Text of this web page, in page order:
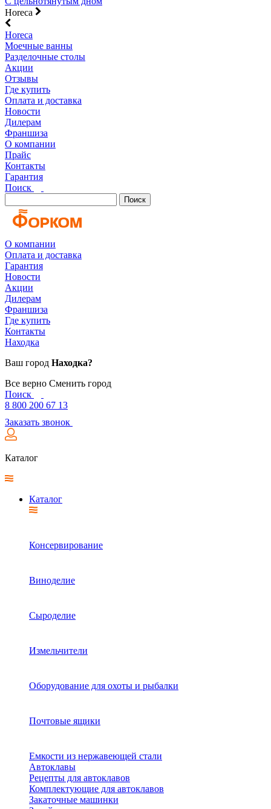
Horeca
Horeca
Моечные ванны
Разделочные столы
Акции
Отзывы
Где купить
Оплата и доставка
Новости
Дилерам
Франшиза
О компании
Прайс
Контакты
Гарантия
Поиск
Поиск
О компании
Оплата и доставка
Гарантия
Новости
Акции
Дилерам
Франшиза
Где купить
Контакты
Находка
Ваш город Находка?
Все верно Сменить город
Поиск
8 800 200 67 13
Заказать звонок
Каталог
Каталог
Консервирование
Виноделие
Сыроделие
Измельчители
Оборудование для охоты и рыбалки
Почтовые ящики
Емкости из нержавеющей стали
Автоклавы
Рецепты для автоклавов
Комплектующие для автоклавов
Закаточные машинки